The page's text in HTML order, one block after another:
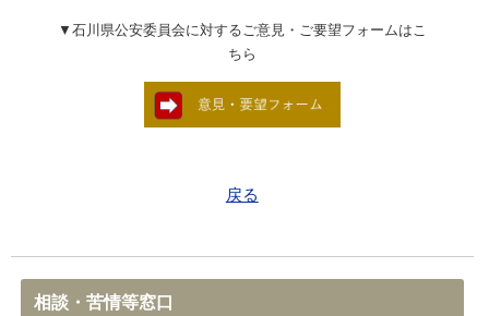
▼石川県公安委員会に対するご意見・ご要望フォームはこ
ちら
戻る
相談・苦情等窓口